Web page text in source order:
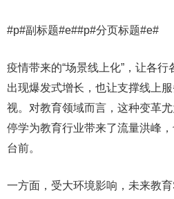
#p#副标题#e##p#分页标题#e#
疫情带来的“场景线上化”，让各
出现爆发式增长，也让支撑线上
视。对教育领域而言，这种变革
停学为教育行业带来了流量洪峰
台前。
一方面，受大环境影响，未来教